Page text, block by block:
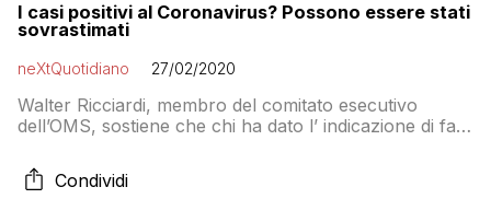
I casi positivi al Coronavirus? Possono essere stati
sovrastimati
neXtQuotidiano 27/02/2020
Walter Ricciardi, membro del comitato esecutivo
dell’OMS, sostiene che chi ha dato l’ indicazione di fare
asintomatici, ha sbagliato
Condividi